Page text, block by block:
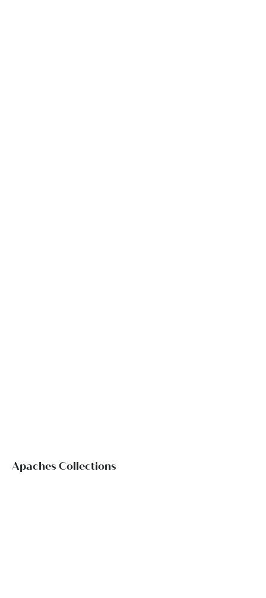
Apaches Collections